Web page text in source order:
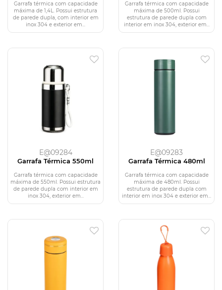
Garrafa térmica com capacidade
máxima de 1,4L. Possui estrutura
de parede dupla, com interior em
inox 304 e exterior em...
Garrafa térmica com capacidade
máxima de 500ml. Possui
estrutura de parede dupla com
interior em inox 304, exterior em...
E@09284
Garrafa Térmica 550ml
Garrafa térmica com capacidade
máxima de 550ml. Possui estrutura
de parede dupla com interior em
inox 304, exterior em...
E@09283
Garrafa Térmica 480ml
Garrafa térmica com capacidade
máxima de 480ml. Possui
estrutura de parede dupla com
interior em inox 304 e exterior em...